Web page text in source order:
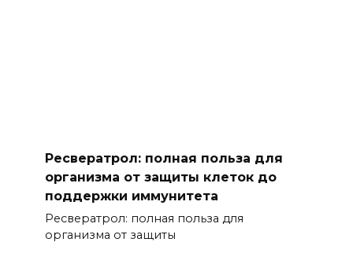
Ресвератрол: полная польза для
организма от защиты клеток до
поддержки иммунитета
Ресвератрол: полная польза для
организма от защиты